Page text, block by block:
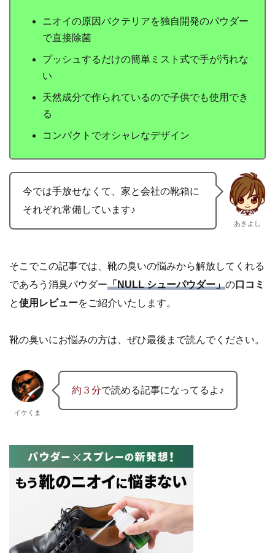
ニオイの原因バクテリアを独自開発のパウダー
で直接除菌
プッシュするだけの簡単ミスト式で手が汚れな
い
天然成分で作られているので子供でも使用でき
る
コンパクトでオシャレなデザイン
今では手放せなくて、家と会社の靴箱に
それぞれ常備しています♪
あきよし
そこでこの記事では、靴の臭いの悩みから解放してくれる
であろう消臭パウダー「NULL シューパウダー」の口コミ
と使用レビューをご紹介いたします。
靴の臭いにお悩みの方は、ぜひ最後まで読んでください。
イケくま
約３分で読める記事になってるよ♪